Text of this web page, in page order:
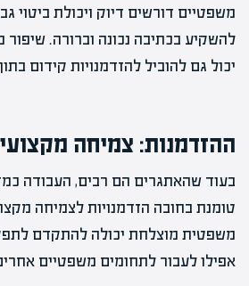
משפטיים דורשים דיוק ויכולת ביטוי
להשקיע בכתיבה נכונה וברורה. שיפור
יכול גם להוביל להזדמנויות קידום
ההזדמנות: צמיחה
בעוד שהאתגרים הם רבים, העבודה
טומנת בחובה הזדמנויות לצמיחה
משפטית מוצלחת יכולה להתקדם
אפילו לעבור לתחומים משפטיים